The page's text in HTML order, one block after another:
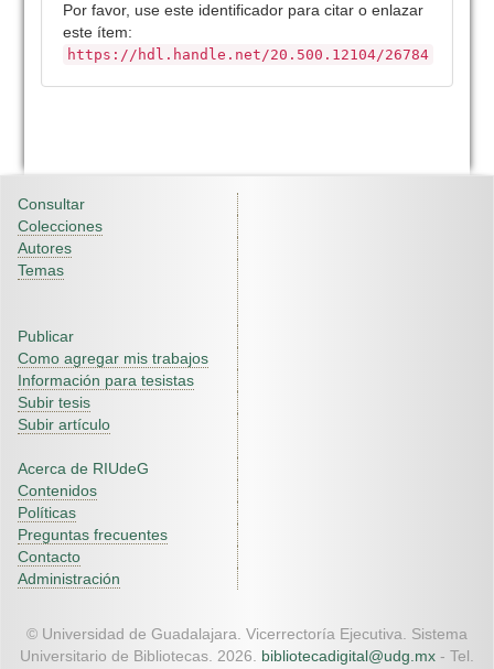
Por favor, use este identificador para citar o enlazar
este ítem:
https://hdl.handle.net/20.500.12104/26784
Consultar
Colecciones
Autores
Temas
Publicar
Como agregar mis trabajos
Información para tesistas
Subir tesis
Subir artículo
Acerca de RIUdeG
Contenidos
Políticas
Preguntas frecuentes
Contacto
Administración
© Universidad de Guadalajara. Vicerrectoría Ejecutiva. Sistema
Universitario de Bibliotecas. 2026. bibliotecadigital@udg.mx - Tel.